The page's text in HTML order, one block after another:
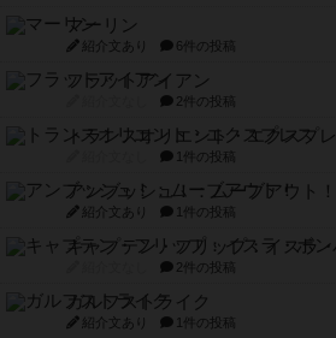
マーリン
紹介文あり 6件の投稿
フラットアイアン
2件の投稿
トランスオリエント・エクスプ
1件の投稿
アンブッシュ！：ムーブアウト！
紹介文あり 1件の投稿
キャプテン・フリップ：イスラ
2件の投稿
ガルフストライク
紹介文あり 1件の投稿